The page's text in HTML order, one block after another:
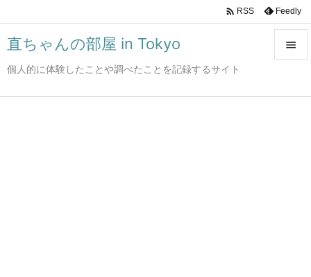
直ちゃんの部屋 in Tokyo
個人的に体験したことや調べたことを記録するサイト

 RSS Feedly